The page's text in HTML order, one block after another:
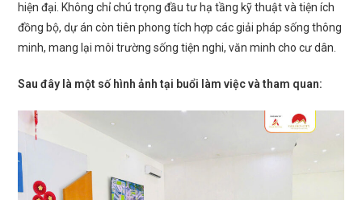
hiện đại. Không chỉ chú trọng đầu tư hạ tầng kỹ thuật và tiện ích
đồng bộ, dự án còn tiên phong tích hợp các giải pháp sống thông
minh, mang lại môi trường sống tiện nghi, văn minh cho cư dân.
Sau đây là một số hình ảnh tại buổi làm việc và tham quan: